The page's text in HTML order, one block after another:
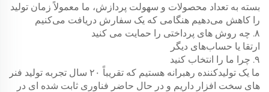
بسته به تعداد محصولات و سهولت پردازش، ما معمولاً زمان تولید
را کاهش می‌دهیم هنگامی که یک سفارش دریافت می‌کنیم
۸. چه روش های پرداختی را حمایت می کنید
ارتقا یا حساب‌های دیگر
۹. چرا ما را انتخاب کنید
ما یک تولیدکننده رهبرانه هستیم که تقریباً ۲۰ سال تجربه تولید فنر
های سخت افزار داریم و در حال حاضر فناوری ثابت شده ای در